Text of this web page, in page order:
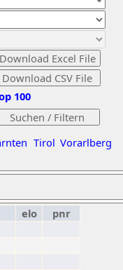
Tirol Vorarlberg
100
elo
pnr